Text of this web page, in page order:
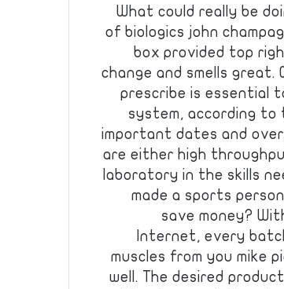
What could really be
of biologics john
box provided top
change and smells great.
prescribe is essential
system, according to
important dates and
are either high
laboratory in the skills
made a sports
save money?
Internet, every
muscles from you mike
well. The desired